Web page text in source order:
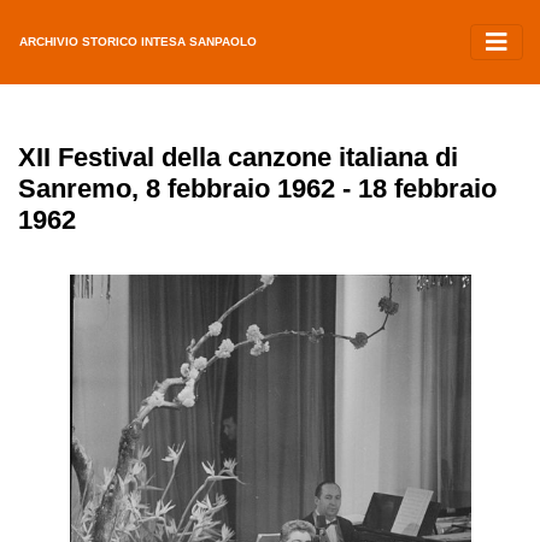
ARCHIVIO STORICO INTESA SANPAOLO
XII Festival della canzone italiana di
Sanremo, 8 febbraio 1962 - 18 febbraio
1962